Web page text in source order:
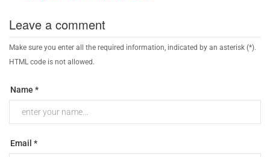
Leave a comment
Make sure you enter all the required information, indicated by an asterisk (*).
HTML code is not allowed.
Name *
Email *